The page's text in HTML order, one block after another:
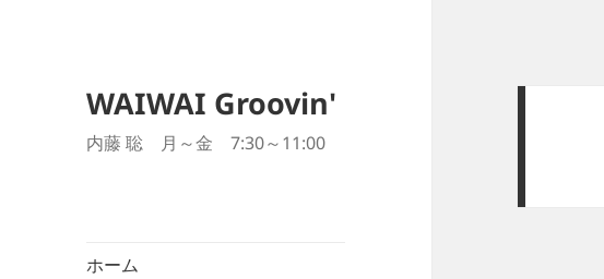
WAIWAI Groovin'
内藤 聡 月～金 7:30～11:00
ホーム